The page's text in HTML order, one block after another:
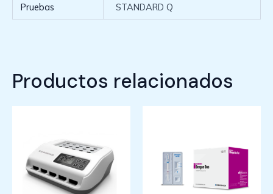
Pruebas STANDARD Q
Productos relacionados